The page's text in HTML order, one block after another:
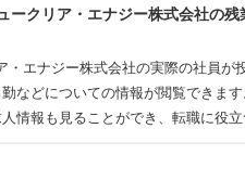
ークリア・エナジー株式会社の
・エナジー株式会社の実際の社員
などについての情報が閲覧できま
情報も見ることができ、転職に役立